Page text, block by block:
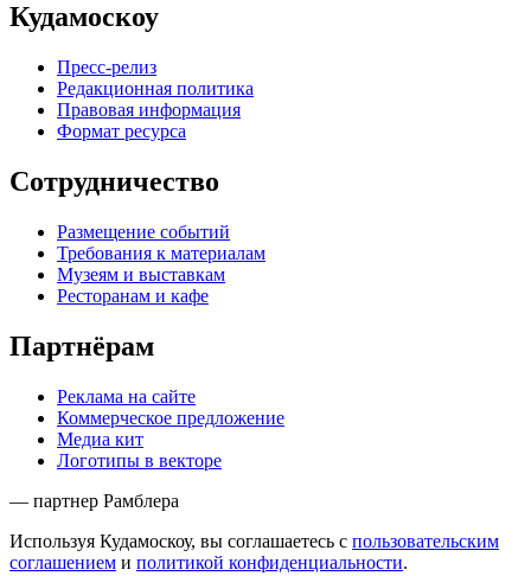
Кудамоскоу
Пресс-релиз
Редакционная политика
Правовая информация
Формат ресурса
Сотрудничество
Размещение событий
Требования к материалам
Музеям и выставкам
Ресторанам и кафе
Партнёрам
Реклама на сайте
Коммерческое предложение
Медиа кит
Логотипы в векторе
— партнер Рамблера
Используя Кудамоскоу, вы соглашаетесь с пользовательским
соглашением и политикой конфиденциальности.